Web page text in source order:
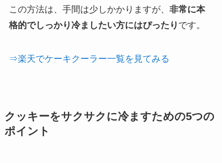
この方法は、手間は少しかかりますが、 非常に本
格的でしっかり冷ましたい方にはぴったり です。
⇒楽天でケーキクーラー一覧を見てみる
クッキーをサクサクに冷ますための5つの
ポイント